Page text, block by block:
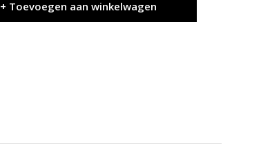
+ Toevoegen aan winkelwagen